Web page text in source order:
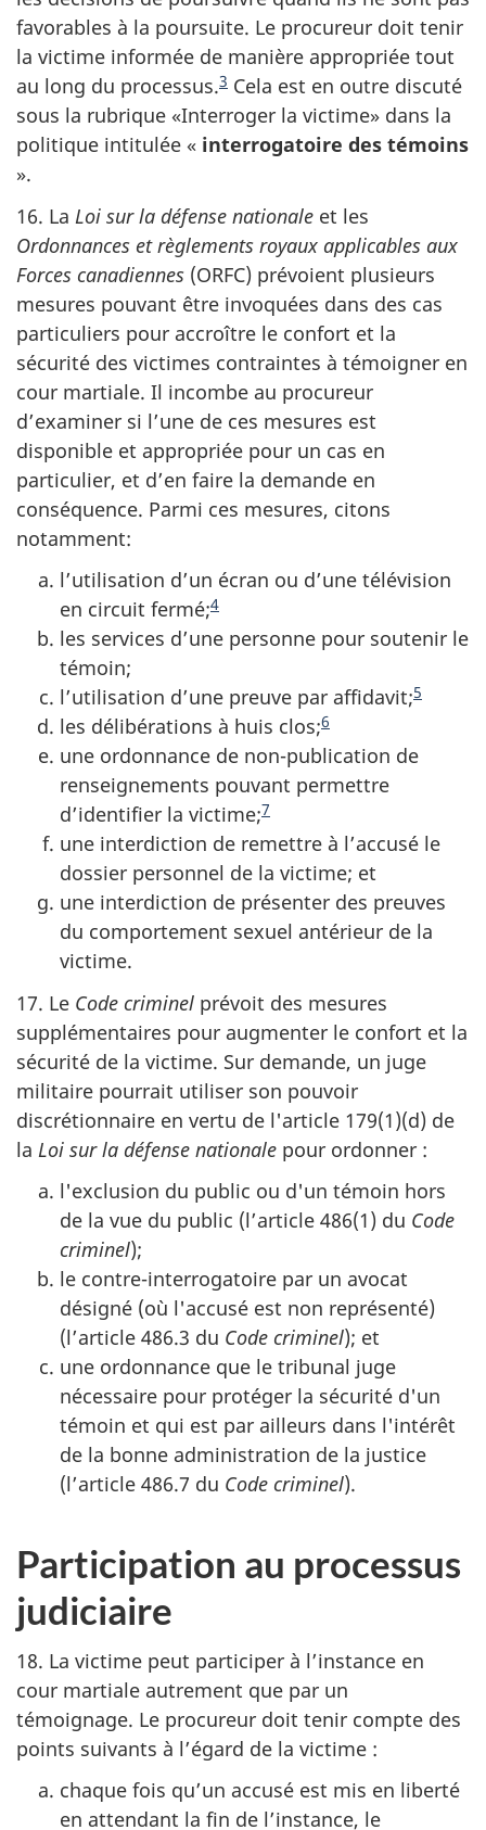
favorables à la poursuite. Le procureur doit tenir
la victime informée de manière appropriée tout
au long du processus.3 Cela est en outre discuté
sous la rubrique «Interroger la victime» dans la
politique intitulée « interrogatoire des témoins
».
16. La Loi sur la défense nationale et les
Ordonnances et règlements royaux applicables aux
Forces canadiennes (ORFC) prévoient plusieurs
mesures pouvant être invoquées dans des cas
particuliers pour accroître le confort et la
sécurité des victimes contraintes à témoigner en
cour martiale. Il incombe au procureur
d’examiner si l’une de ces mesures est
disponible et appropriée pour un cas en
particulier, et d’en faire la demande en
conséquence. Parmi ces mesures, citons
notamment:
l’utilisation d’un écran ou d’une télévision
en circuit fermé;4
les services d’une personne pour soutenir le
témoin;
l’utilisation d’une preuve par affidavit;5
les délibérations à huis clos;6
une ordonnance de non-publication de
renseignements pouvant permettre
d’identifier la victime;7
une interdiction de remettre à l’accusé le
dossier personnel de la victime; et
une interdiction de présenter des preuves
du comportement sexuel antérieur de la
victime.
17. Le Code criminel prévoit des mesures
supplémentaires pour augmenter le confort et la
sécurité de la victime. Sur demande, un juge
militaire pourrait utiliser son pouvoir
discrétionnaire en vertu de l'article 179(1)(d) de
la Loi sur la défense nationale pour ordonner :
l'exclusion du public ou d'un témoin hors
de la vue du public (l’article 486(1) du Code
criminel);
le contre-interrogatoire par un avocat
désigné (où l'accusé est non représenté)
(l’article 486.3 du Code criminel); et
une ordonnance que le tribunal juge
nécessaire pour protéger la sécurité d'un
témoin et qui est par ailleurs dans l'intérêt
de la bonne administration de la justice
(l’article 486.7 du Code criminel).
Participation au processus
judiciaire
18. La victime peut participer à l’instance en
cour martiale autrement que par un
témoignage. Le procureur doit tenir compte des
points suivants à l’égard de la victime :
chaque fois qu’un accusé est mis en liberté
en attendant la fin de l’instance, le